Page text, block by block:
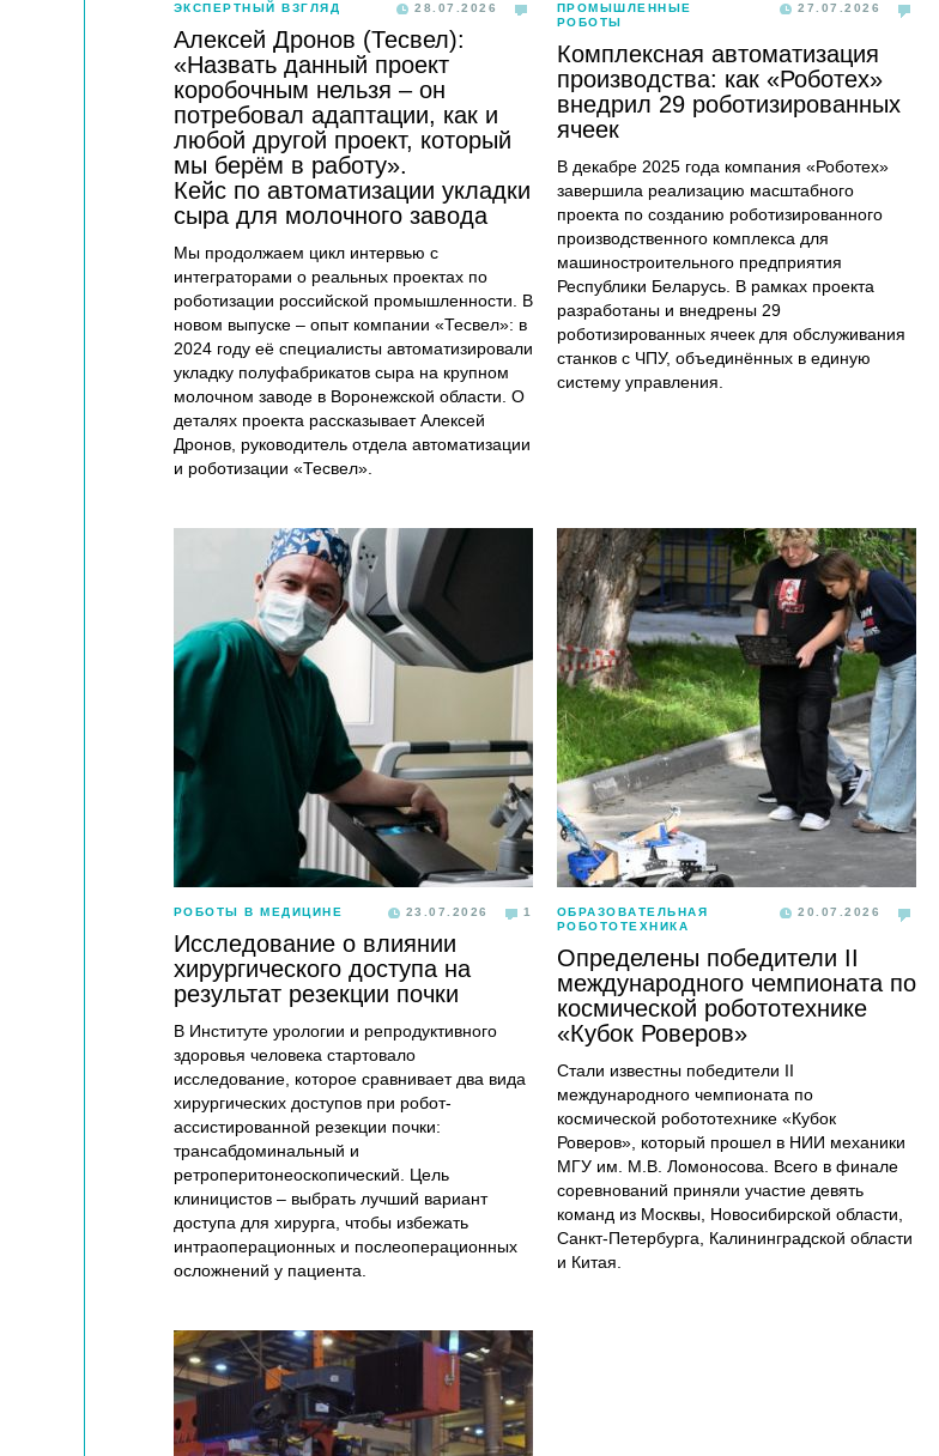
ЭКСПЕРТНЫЙ ВЗГЛЯД 28.07.2026
Алексей Дронов (Тесвел):
«Назвать данный проект
коробочным нельзя – он
потребовал адаптации, как и
любой другой проект, который
мы берём в работу».
Кейс по автоматизации укладки
сыра для молочного завода
Мы продолжаем цикл интервью с
интеграторами о реальных проектах по
роботизации российской промышленности. В
новом выпуске – опыт компании «Тесвел»: в
2024 году её специалисты автоматизировали
укладку полуфабрикатов сыра на крупном
молочном заводе в Воронежской области. О
деталях проекта рассказывает Алексей
Дронов, руководитель отдела автоматизации
и роботизации «Тесвел».
ПРОМЫШЛЕННЫЕ
РОБОТЫ
27.07.2026
Комплексная автоматизация
производства: как «Роботех»
внедрил 29 роботизированных
ячеек
В декабре 2025 года компания «Роботех»
завершила реализацию масштабного
проекта по созданию роботизированного
производственного комплекса для
машиностроительного предприятия
Республики Беларусь. В рамках проекта
разработаны и внедрены 29
роботизированных ячеек для обслуживания
станков с ЧПУ, объединённых в единую
систему управления.
РОБОТЫ В МЕДИЦИНЕ 23.07.2026 1
Исследование о влиянии
хирургического доступа на
результат резекции почки
В Институте урологии и репродуктивного
здоровья человека стартовало
исследование, которое сравнивает два вида
хирургических доступов при робот-
ассистированной резекции почки:
трансабдоминальный и
ретроперитонеоскопический. Цель
клиницистов – выбрать лучший вариант
доступа для хирурга, чтобы избежать
интраоперационных и послеоперационных
осложнений у пациента.
ОБРАЗОВАТЕЛЬНАЯ
РОБОТОТЕХНИКА
20.07.2026
Определены победители II
международного чемпионата по
космической робототехнике
«Кубок Роверов»
Стали известны победители II
международного чемпионата по
космической робототехнике «Кубок
Роверов», который прошел в НИИ механики
МГУ им. М.В. Ломоносова. Всего в финале
соревнований приняли участие девять
команд из Москвы, Новосибирской области,
Санкт-Петербурга, Калининградской области
и Китая.